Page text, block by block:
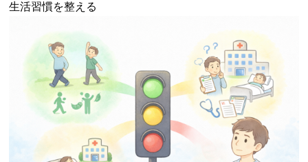
生活習慣を整える